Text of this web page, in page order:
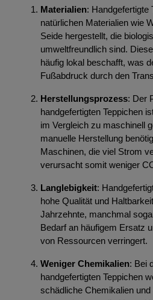
Materialien: Handgefertigte
natürlichen Materialien wie
Seide hergestellt, die
umweltfreundlich sind.
häufig lokal beschafft, was
Fußabdruck durch den
Herstellungsprozess: Der
handgefertigten Teppichen
im Vergleich zu maschinell
manuelle Herstellung
Maschinen, die viel Strom
verursacht somit weniger
Langlebigkeit:
hohe Qualität und
Jahrzehnte, manchmal
Bedarf an häufigem Ersatz
von Ressourcen verringert.
Weniger Chemikalien: Bei
handgefertigten Teppichen
schädliche Chemikalien